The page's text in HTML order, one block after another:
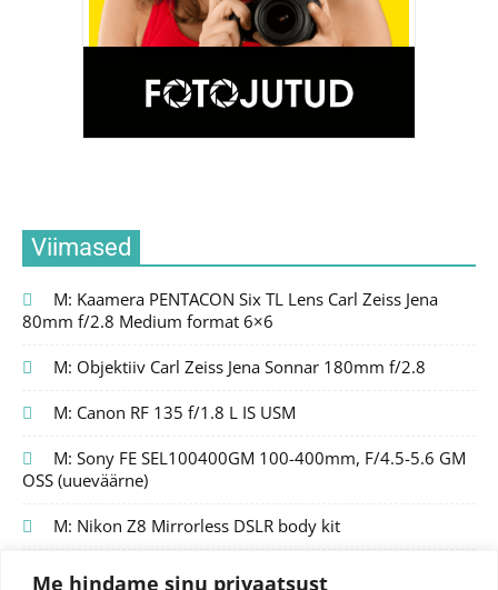
Me hindame sinu privaatsust
Viimased
M: Kaamera PENTACON Six TL Lens Carl Zeiss Jena
80mm f/2.8 Medium format 6×6
M: Objektiiv Carl Zeiss Jena Sonnar 180mm f/2.8
M: Canon RF 135 f/1.8 L IS USM
M: Sony FE SEL100400GM 100-400mm, F/4.5-5.6 GM
OSS (uueväärne)
M: Nikon Z8 Mirrorless DSLR body kit